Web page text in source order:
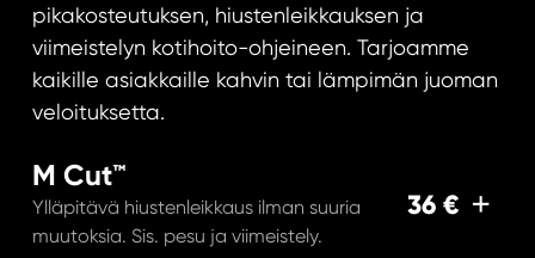
pikakosteutuksen, hiustenleikkauksen ja
viimeistelyn kotihoito-ohjeineen. Tarjoamme
kaikille asiakkaille kahvin tai lämpimän juoman
veloituksetta.
M Cut™
Ylläpitävä hiustenleikkaus ilman suuria
muutoksia. Sis. pesu ja viimeistely.
36 €